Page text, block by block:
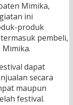
Mimika,
ini
produk
pembeli,
dapat
secara
maupun
festival.